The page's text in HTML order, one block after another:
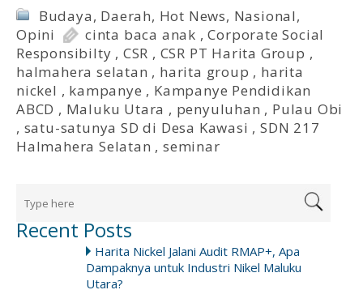
Budaya, Daerah, Hot News, Nasional,
Opini
cinta baca anak ,Corporate Social
Responsibilty , CSR , CSR PT Harita Group ,
halmahera selatan , harita group , harita
nickel , kampanye , Kampanye Pendidikan
ABCD , Maluku Utara , penyuluhan , Pulau Obi
, satu-satunya SD di Desa Kawasi ,SDN 217
Halmahera Selatan ,seminar
Recent Posts
Harita Nickel Jalani Audit RMAP+, Apa
Dampaknya untuk Industri Nikel Maluku
Utara?